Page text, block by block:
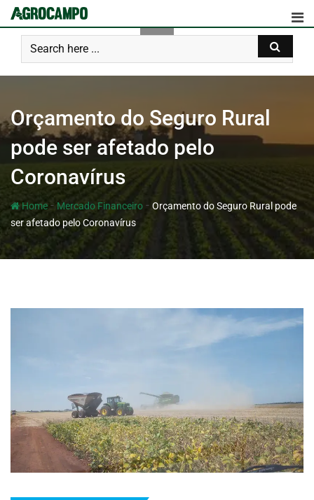
Orçamento do Seguro Rural
pode ser afetado pelo
Coronavírus
Home- Mercado Financeiro - Orçamento do Seguro Rural pode
ser afetado pelo Coronavírus